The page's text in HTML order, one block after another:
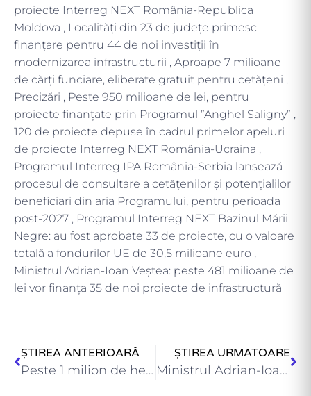
proiecte Interreg NEXT România-Republica
Moldova , Localități din 23 de județe primesc
finanțare pentru 44 de noi investiții în
modernizarea infrastructurii , Aproape 7 milioane
de cărți funciare, eliberate gratuit pentru cetățeni ,
Precizări , Peste 950 milioane de lei, pentru
proiecte finanțate prin Programul ”Anghel Saligny” ,
120 de proiecte depuse în cadrul primelor apeluri
de proiecte Interreg NEXT România-Ucraina ,
Programul Interreg IPA România-Serbia lansează
procesul de consultare a cetățenilor și potențialilor
beneficiari din aria Programului, pentru perioada
post-2027 , Programul Interreg NEXT Bazinul Mării
Negre: au fost aprobate 33 de proiecte, cu o valoare
totală a fondurilor UE de 30,5 milioane euro ,
Ministrul Adrian-Ioan Veștea: peste 481 milioane de
lei vor finanța 35 de noi proiecte de infrastructură
ȘTIREA ANTERIOARĂ
Peste 1 milion de hectare, cadastrate în 2023 , Ministerul…
ȘTIREA URMATOARE
Ministrul Adrian-Ioan Veștea: peste 392 milioane de lei vor finanța…